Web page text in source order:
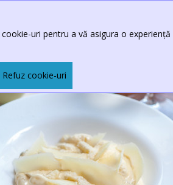
uri pentru a vă asigura o
Refuz cookie-uri